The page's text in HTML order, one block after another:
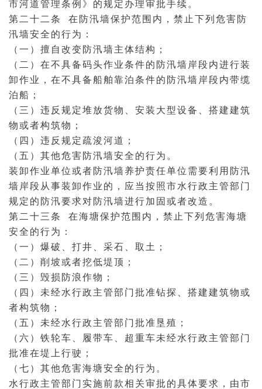
市河道管理条例》的规定办理审批手续。
第二十二条 在防汛墙保护范围内，禁止下列危害防
汛墙安全的行为：
（一）擅自改变防汛墙主体结构；
（二）在不具备码头作业条件的防汛墙岸段内进行装
卸作业，在不具备船舶靠泊条件的防汛墙岸段内带缆
泊船；
（三）违反规定堆放货物、安装大型设备、搭建建筑
物或者构筑物；
（四）违反规定疏浚河道；
（五）其他危害防汛墙安全的行为。
装卸作业单位或者防汛墙养护责任单位需要利用防汛
墙岸段从事装卸作业的，应当按照市水行政主管部门
规定的防汛要求对防汛墙进行加固或者改造。
第二十三条 在海塘保护范围内，禁止下列危害海塘
安全的行为：
（一）爆破、打井、采石、取土；
（二）削坡或者挖低堤顶；
（三）毁损防浪作物；
（四）未经水行政主管部门批准钻探、搭建建筑物或
者构筑物；
（五）未经水行政主管部门批准垦殖；
（六）铁轮车、履带车、超重车未经水行政主管部门
批准在堤上行驶；
（七）其他危害海塘安全的行为。
水行政主管部门实施前款相关审批的具体要求，由市